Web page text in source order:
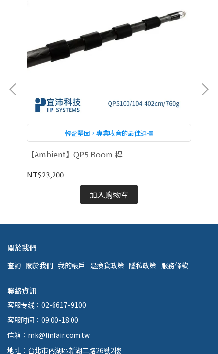
輕盈堅固，專業收音的最佳選擇
【Ambient】QP5 Boom 桿
NT$23,200
加入购物车
關於我們
查詢 關於我們 我的帳戶 退換貨政策 隱私政策 服務條款
聯絡資訊
客服专线：02-6617-9100
客服时间：09:00-18:00
信箱：mk@linfair.com.tw
地址：台北市內湖區新湖二路26號2樓